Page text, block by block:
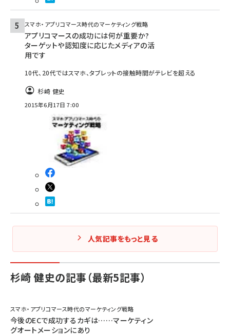
スマホ・アプリコマース時代のマーケティング戦略
アプリコマースの成功には何が重要か?
ターゲットや認知度に応じたメディアの活
用です
10代、20代ではスマホ、タブレットの接触時間がテレビを超える
杉崎 健史
2015年6月17日 7:00
人気記事をもっと見る
杉崎 健史の記事（最新5記事）
スマホ・アプリコマース時代のマーケティング戦略
今後のECで成功するカギは……マーケティン
グオートメーションにあり